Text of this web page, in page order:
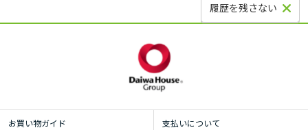
履歴を残さない
お買い物ガイド 支払いについて